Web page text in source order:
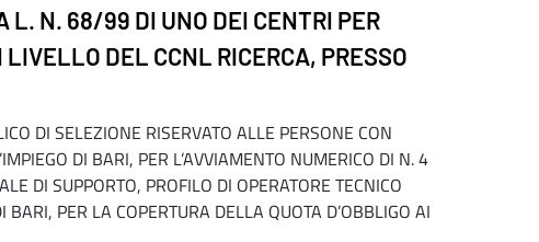
L. N. 68/99 DI UNO DEI CENTRI PER
DEL CCNL RICERCA, PRESSO
DI SELEZIONE RISERVATO ALLE PERSONE CON
DI BARI, PER L’AVVIAMENTO NUMERICO DI N. 4
DI SUPPORTO, PROFILO DI OPERATORE TECNICO
PER LA COPERTURA DELLA QUOTA D’OBBLIGO AI